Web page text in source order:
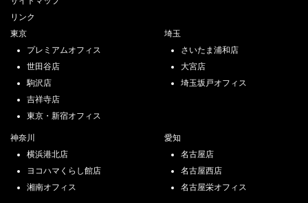
リンク
東京
プレミアムオフィス
世田谷店
駒沢店
吉祥寺店
東京・新宿オフィス
愛知
名古屋店
名古屋西店
名古屋栄オフィス
神奈川
横浜港北店
ヨコハマくらし館店
湘南オフィス
埼玉
さいたま浦和店
大宮店
埼玉坂戸オフィス